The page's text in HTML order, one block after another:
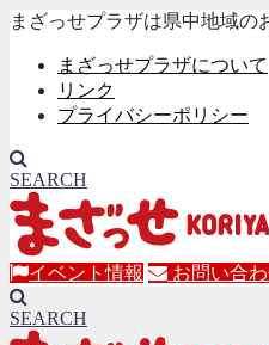
まざっせプラザは県中地域の
まざっせプラザについて
リンク
プライバシーポリシー
SEARCH
イベント情報 お問い合
SEARCH